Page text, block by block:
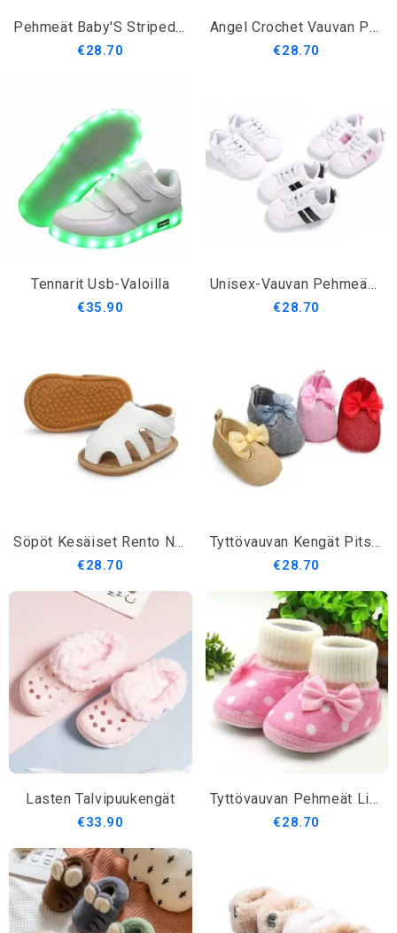
Pehmeät Baby'S Striped Cotton MoCCasins
€28.70
Angel Crochet Vauvan Pehmeät Saapikkaat
€28.70
Tennarit Usb-Valoilla
€35.90
Unisex-Vauvan Pehmeäpohjaiset Tennarit
€28.70
Söpöt Kesäiset Rento Nahkasandaalit Tytöille
€28.70
Tyttövauvan Kengät Pitsisolmulla
€28.70
Lasten Talvipuukengät
€33.90
Tyttövauvan Pehmeät Liukumattomat Kengät Rusetilla
€28.70